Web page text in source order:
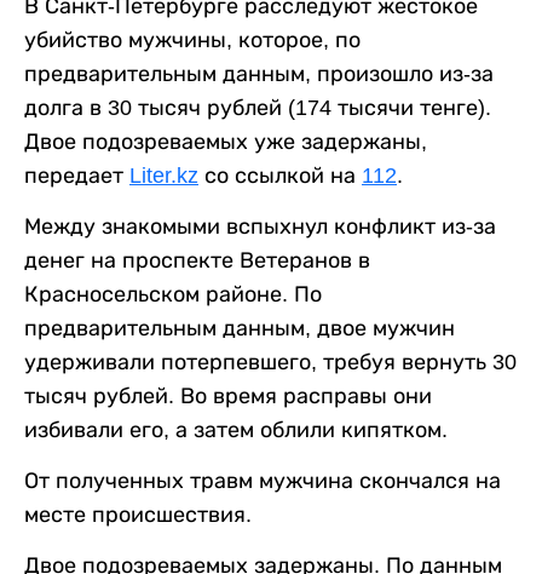
В Санкт-Петербурге расследуют жестокое
убийство мужчины, которое, по
предварительным данным, произошло из-за
долга в 30 тысяч рублей (174 тысячи тенге).
Двое подозреваемых уже задержаны,
передает Liter.kz со ссылкой на 112.
Между знакомыми вспыхнул конфликт из-за
денег на проспекте Ветеранов в
Красносельском районе. По
предварительным данным, двое мужчин
удерживали потерпевшего, требуя вернуть 30
тысяч рублей. Во время расправы они
избивали его, а затем облили кипятком.
От полученных травм мужчина скончался на
месте происшествия.
Двое подозреваемых задержаны. По данным